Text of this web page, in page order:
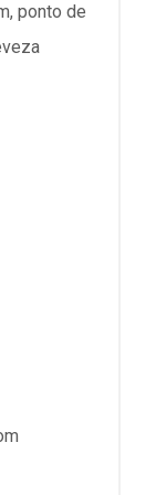
ponto de